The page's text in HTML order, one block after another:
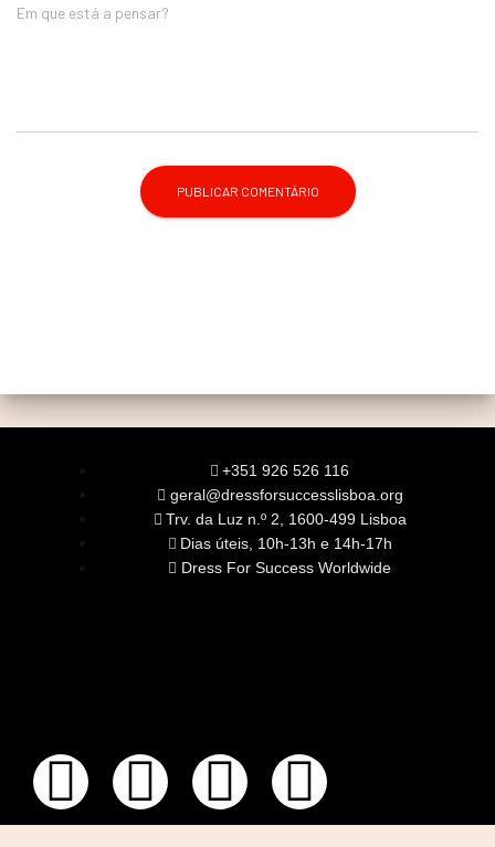
Em que está a pensar?
+351 926 526 116
geral@dressforsuccesslisboa.org
Trv. da Luz n.º 2, 1600-499 Lisboa
Dias úteis, 10h-13h e 14h-17h
Dress For Success Worldwide